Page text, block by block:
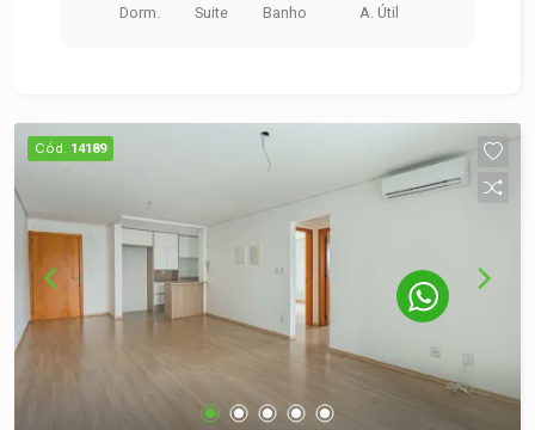
Dorm. Suite Banho A. Útil
Cód. 14189